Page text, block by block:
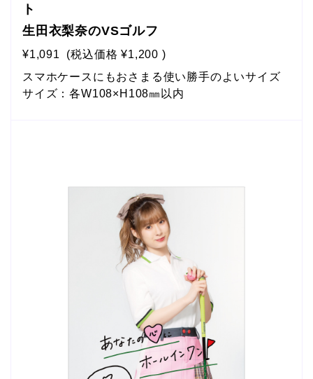
ト
生田衣梨奈のVSゴルフ
¥1,091 (税込価格 ¥1,200 )
スマホケースにもおさまる使い勝手のよいサイズ
サイズ：各W108×H108㎜以内